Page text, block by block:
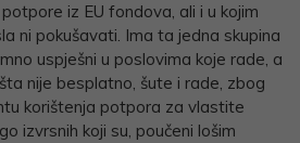
iz EU fondova, ali i u kojim
ni pokušavati. Ima ta jedna skupina
uspješni u poslovima koje rade, a
nije besplatno, šute i rade, zbog
korištenja potpora za vlastite
izvrsnih koji su, poučeni lošim